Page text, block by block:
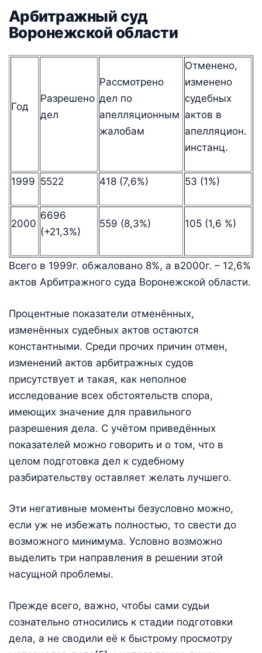
Арбитражный суд
Воронежской области
Год
Разрешено
дел
Рассмотрено
дел по
апелляционным
жалобам
Отменено,
изменено
судебных
актов в
апелляцион.
инстанц.
1999 5522 418 (7,6%) 53 (1%)
2000
6696
(+21,3%)
559 (8,3%) 105 (1,6 %)
Всего в 1999г. обжаловано 8%, а в2000г. – 12,6%
актов Арбитражного суда Воронежской области.
Процентные показатели отменённых,
изменённых судебных актов остаются
константными. Среди прочих причин отмен,
изменений актов арбитражных судов
присутствует и такая, как неполное
исследование всех обстоятельств спора,
имеющих значение для правильного
разрешения дела. С учётом приведённых
показателей можно говорить и о том, что в
целом подготовка дел к судебному
разбирательству оставляет желать лучшего.
Эти негативные моменты безусловно можно,
если уж не избежать полностью, то свести до
возможного минимума. Условно возможно
выделить три направления в решении этой
насущной проблемы.
Прежде всего, важно, чтобы сами судьи
сознательно относились к стадии подготовки
дела, а не сводили её к быстрому просмотру